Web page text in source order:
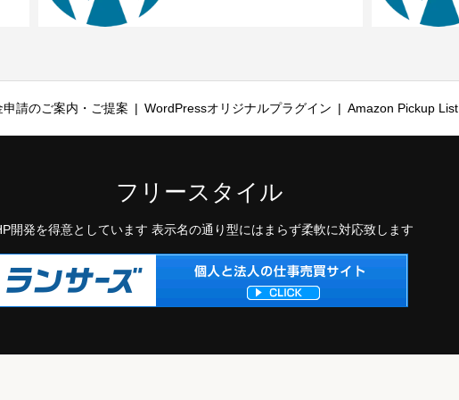
申請のご案内・ご提案 WordPressオリジナルプラグイン Amazon Pickup List
フリースタイル
開発を得意としています 表示名の通り型にはまらず柔軟に対応致します